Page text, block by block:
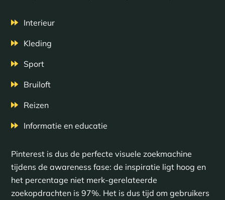
Interieur
Kleding
Sport
Bruiloft
Reizen
Informatie en educatie
Pinterest is dus de perfecte visuele zoekmachine
tijdens de awareness fase: de inspiratie ligt hoog en
het percentage niet merk-gerelateerde
zoekopdrachten is 97%. Het is dus tijd om gebruikers